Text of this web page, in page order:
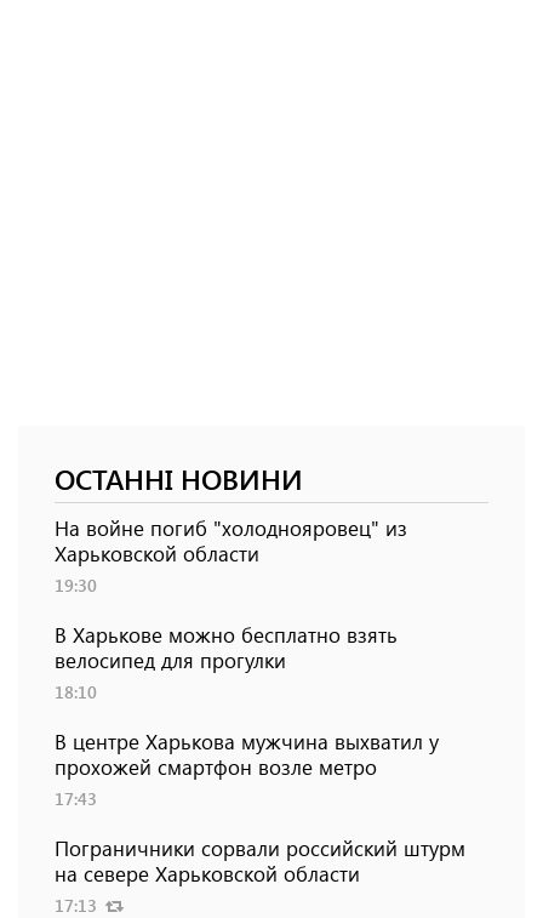
ОСТАННІ НОВИНИ
На войне погиб "холоднояровец" из
Харьковской области
19:30
В Харькове можно бесплатно взять
велосипед для прогулки
18:10
В центре Харькова мужчина выхватил у
прохожей смартфон возле метро
17:43
Пограничники сорвали российский штурм
на севере Харьковской области
17:13